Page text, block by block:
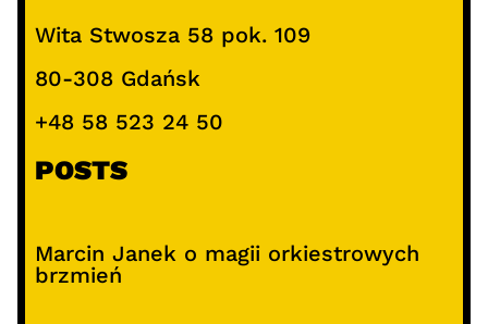
Wita Stwosza 58 pok. 109
80-308 Gdańsk
+48 58 523 24 50
POSTS
Marcin Janek o magii orkiestrowych
brzmień